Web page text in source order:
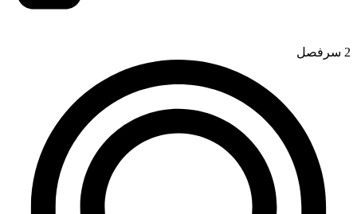
2 سرفصل